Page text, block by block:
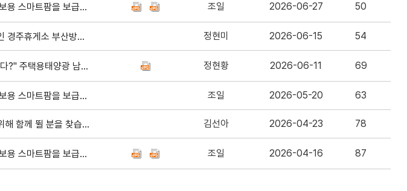
[신개발] 스펙트라 교육홍보용 스마트팜을 보급하고 있습니다. 조일 2026-06-27 50
의류 판매 가능하신 분 구인 경주휴게소 부산방향 브이시즌 성업중 정현미 2026-06-15 54
【필독】"돈 있어도 못 한다?" 주택용태양광 남은 한전 선로 용량 선점하고 전기요금 차단하세요【현대 3.2kw,3.84kw/ 금비 인버터 태양광 전문직영시공】 정현황 2026-06-11 69
[신개발] 스펙트라 교육홍보용 스마트팜을 보급하고 있습니다. 조일 2026-05-20 63
♡ 연작장해 없는 농사를 위해 함께 뛸 분을 찾습니다. 김선아 2026-04-23 78
[신개발] 스펙트라 교육홍보용 스마트팜을 보급하고 있습니다. 조일 2026-04-16 87